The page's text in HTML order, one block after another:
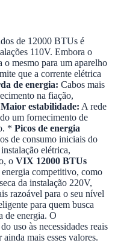
de 12000 BTUs é
110V. Embora o
mesmo para um aparelho
que a corrente elétrica
de energia: Cabos mais
na fiação,
Maior estabilidade: A rede
um fornecimento de
* Picos de energia
de consumo iniciais do
elétrica,
o VIX 12000 BTUs
energia competitivo, como
da instalação 220V,
razoável para o seu nível
para quem busca
de energia. O
uso às necessidades reais
mais esses valores.